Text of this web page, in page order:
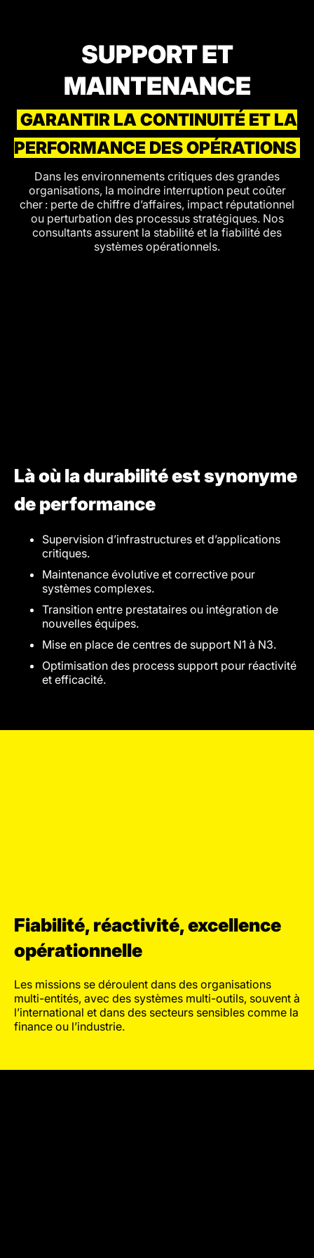
SUPPORT ET
MAINTENANCE
GARANTIR LA CONTINUITÉ ET LA
PERFORMANCE DES OPÉRATIONS
Dans les environnements critiques des grandes
organisations, la moindre interruption peut coûter
cher : perte de chiffre d’affaires, impact réputationnel
ou perturbation des processus stratégiques. Nos
consultants assurent la stabilité et la fiabilité des
systèmes opérationnels.
Là où la durabilité est synonyme
de performance
Supervision d’infrastructures et d’applications
critiques.
Maintenance évolutive et corrective pour
systèmes complexes.
Transition entre prestataires ou intégration de
nouvelles équipes.
Mise en place de centres de support N1 à N3.
Optimisation des process support pour réactivité
et efficacité.
Fiabilité, réactivité, excellence
opérationnelle
Les missions se déroulent dans des organisations
multi-entités, avec des systèmes multi-outils, souvent à
l’international et dans des secteurs sensibles comme la
finance ou l’industrie.